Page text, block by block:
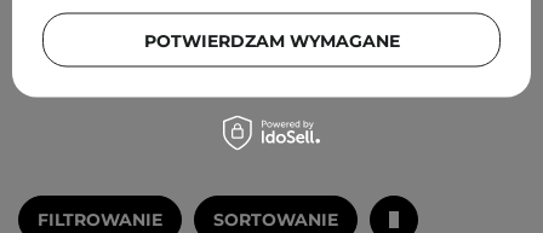
139,00 zł
DODAJ DO KOSZYKA
79,00 zł
POWIADOM MNIE
FILTROWANIE SORTOWANIE
POTWIERDZAM WYMAGANE